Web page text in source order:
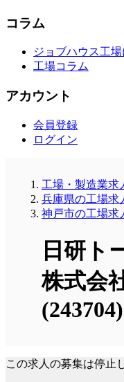
コラム
ジョブハウス工
工場コラム
アカウント
会員登録
ログイン
工場・製造業求
兵庫県の工場求
神戸市の工場求
日研ト
株式会
(243704)
この求人の募集は停止